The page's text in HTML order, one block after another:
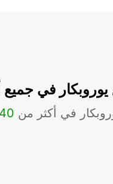
في جميع
في أكثر من